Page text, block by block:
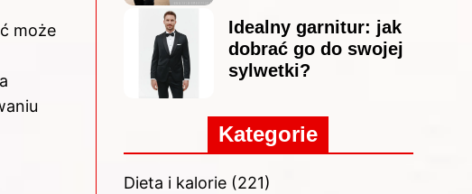
może
Idealny garnitur: jak
dobrać go do swojej
sylwetki?
Kategorie
Dieta i kalorie(221)